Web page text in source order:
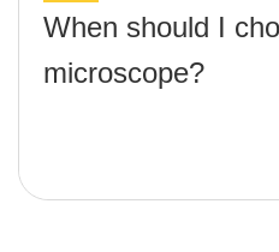
When should I
microscope?